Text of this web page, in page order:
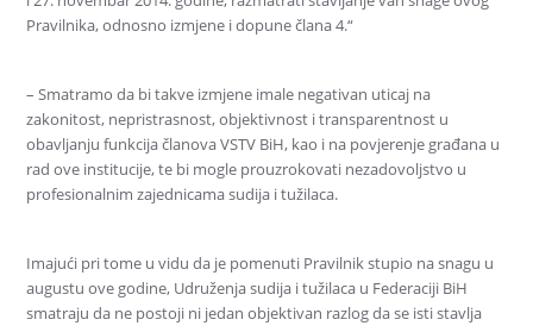
Pravilnika, odnosno izmjene i dopune člana 4.“
– Smatramo da bi takve izmjene imale negativan uticaj na
zakonitost, nepristrasnost, objektivnost i transparentnost u
obavljanju funkcija članova VSTV BiH, kao i na povjerenje građana u
rad ove institucije, te bi mogle prouzrokovati nezadovoljstvo u
profesionalnim zajednicama sudija i tužilaca.
Imajući pri tome u vidu da je pomenuti Pravilnik stupio na snagu u
augustu ove godine, Udruženja sudija i tužilaca u Federaciji BiH
smatraju da ne postoji ni jedan objektivan razlog da se isti stavlja